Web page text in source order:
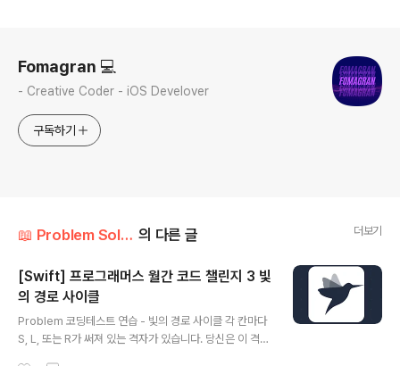
Fomagran 💻
- Creative Coder - iOS Develover
구독하기
📖 Problem Solution/Programmers 의 다른 글 더보기
[Swift] 프로그래머스 월간 코드 챌린지 3 빛
의 경로 사이클
Problem 코딩테스트 연습 - 빛의 경로 사이클 각 칸마다
S, L, 또는 R가 써져 있는 격자가 있습니다. 당신은 이 격자